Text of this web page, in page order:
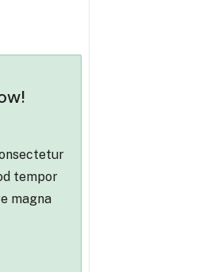
tempor
magna